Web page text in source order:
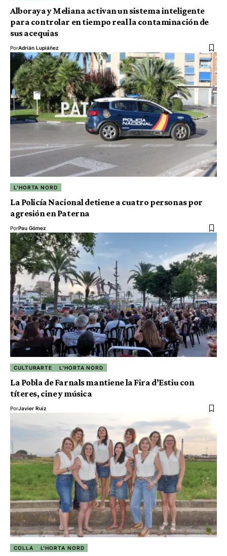
Alboraya y Meliana activan un sistema inteligente
para controlar en tiempo real la contaminación de
sus acequias
PorAdrián Lupiáñez
L'HORTA NORD
La Policía Nacional detiene a cuatro personas por
agresión en Paterna
PorPau Gómez
CULTURARTE L'HORTA NORD
La Pobla de Farnals mantiene la Fira d’Estiu con
títeres, cine y música
PorJavier Ruiz
COLLA L'HORTA NORD